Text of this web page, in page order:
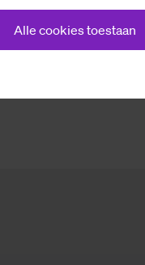
Alle cookies toestaan